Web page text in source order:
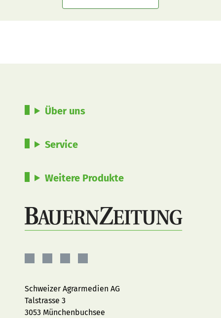
Über uns
Service
Weitere Produkte
Facebook
Instagram
YouTubeLinkedIn
Schweizer Agrarmedien AG
Talstrasse 3
3053 Münchenbuchsee